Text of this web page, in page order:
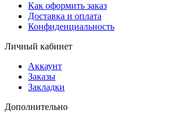
Как оформить заказ
Доставка и оплата
Конфиденциальность
Личный кабинет
Аккаунт
Заказы
Закладки
Дополнительно